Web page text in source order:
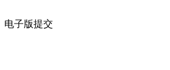
电子版提交